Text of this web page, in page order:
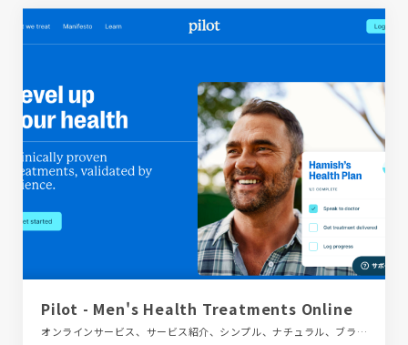
Pilot - Men's Health Treatments Online
オンラインサービス、サービス紹介、シンプル、ナチュラル、ブランド・サービスサイト、ブルー系、医療・ヘルスケア、大きめ写真、海外サイト